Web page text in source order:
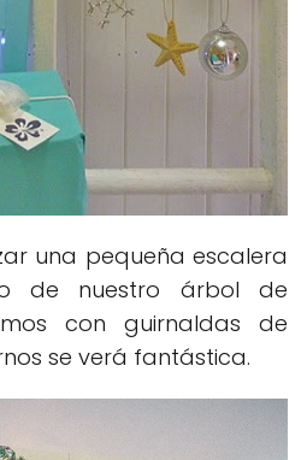
una pequeña escalera
de nuestro árbol de
con guirnaldas de
se verá fantástica.